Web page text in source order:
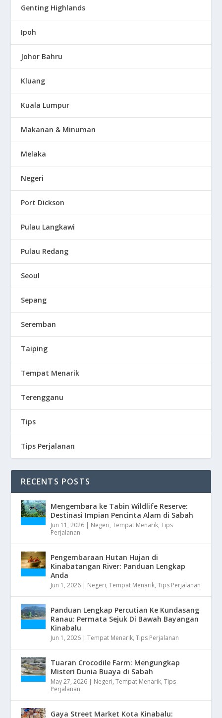
Genting Highlands
Ipoh
Johor Bahru
Kluang
Kuala Lumpur
Makanan & Minuman
Melaka
Negeri
Port Dickson
Pulau Langkawi
Pulau Redang
Seoul
Sepang
Seremban
Taiping
Tempat Menarik
Terengganu
Tips
Tips Perjalanan
RECENTS POSTS
Mengembara ke Tabin Wildlife Reserve:
Destinasi Impian Pencinta Alam di Sabah
Jun 11, 2026 Negeri,Tempat Menarik,Tips
Perjalanan
Pengembaraan Hutan Hujan di
Kinabatangan River: Panduan Lengkap
Anda
Jun 1, 2026 Negeri,Tempat Menarik,Tips Perjalanan
Panduan Lengkap Percutian Ke Kundasang
Ranau: Permata Sejuk Di Bawah Bayangan
Kinabalu
Jun 1, 2026 |Tempat Menarik,Tips Perjalanan
Tuaran Crocodile Farm: Mengungkap
Misteri Dunia Buaya di Sabah
May 27, 2026 Negeri,Tempat Menarik,Tips
Perjalanan
Gaya Street Market Kota Kinabalu: